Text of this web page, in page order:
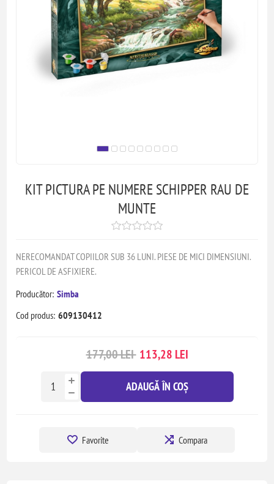
KIT PICTURA PE NUMERE SCHIPPER RAU DE
MUNTE
NERECOMANDAT COPIILOR SUB 36 LUNI. PIESE DE MICI DIMENSIUNI.
PERICOL DE ASFIXIERE.
Producător: Simba
Cod produs: 609130412
177,00 LEI 113,28 LEI
ADAUGĂ ÎN COȘ
Favorite Compara